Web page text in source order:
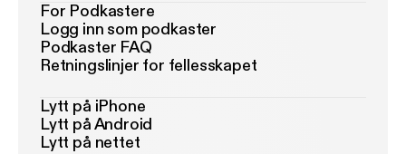
For Podkastere
Logg inn som podkaster
Podkaster FAQ
Retningslinjer for fellesskapet
Lytt på iPhone
Lytt på Android
Lytt på nettet